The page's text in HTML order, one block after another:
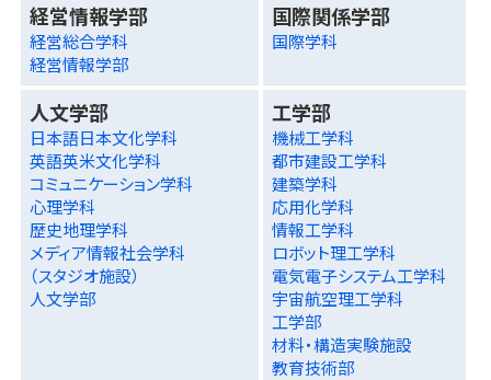
経営情報学部
経営総合学科
経営情報学部
国際関係学部
国際学科
人文学部
日本語日本文化学科
英語英米文化学科
コミュニケーション学科
心理学科
歴史地理学科
メディア情報社会学科
（スタジオ施設）
人文学部
工学部
機械工学科
都市建設工学科
建築学科
応用化学科
情報工学科
ロボット理工学科
電気電子システム工学科
宇宙航空理工学科
工学部
材料・構造実験施設
教育技術部